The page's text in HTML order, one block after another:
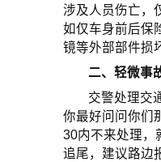
涉及人员伤亡，
如仅车身前后保
镜等外部部件损
二、轻微事
交警处理交
你最好问问你们
30内不来处理，
追尾，建议路边